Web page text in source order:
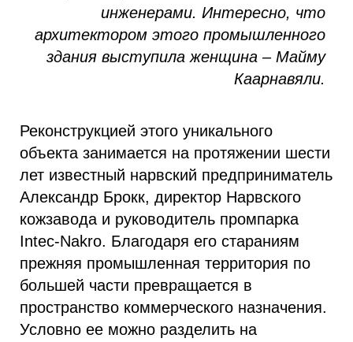
инженерами. Интересно, что
архитектором этого промышленного
здания выступила женщина –Майму
Каарнавяли.
Реконструкцией этого уникального
объекта занимается на протяжении шести
лет известный нарвский предприниматель
Александр Брокк, директор Нарвского
кожзавода и руководитель промпарка
Intec-Nakro. Благодаря его стараниям
прежняя промышленная территория по
большей части превращается в
пространство коммерческого назначения.
Условно ее можно разделить на